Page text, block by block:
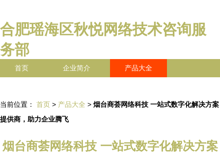
合肥瑶海区秋悦网络技术咨询服
务部
首页 企业简介 产品大全
当前位置： 首页 > 产品大全 > 烟台商荟网络科技 一站式数字化解决方案
提供商，助力企业腾飞
烟台商荟网络科技 一站式数字化解决方案